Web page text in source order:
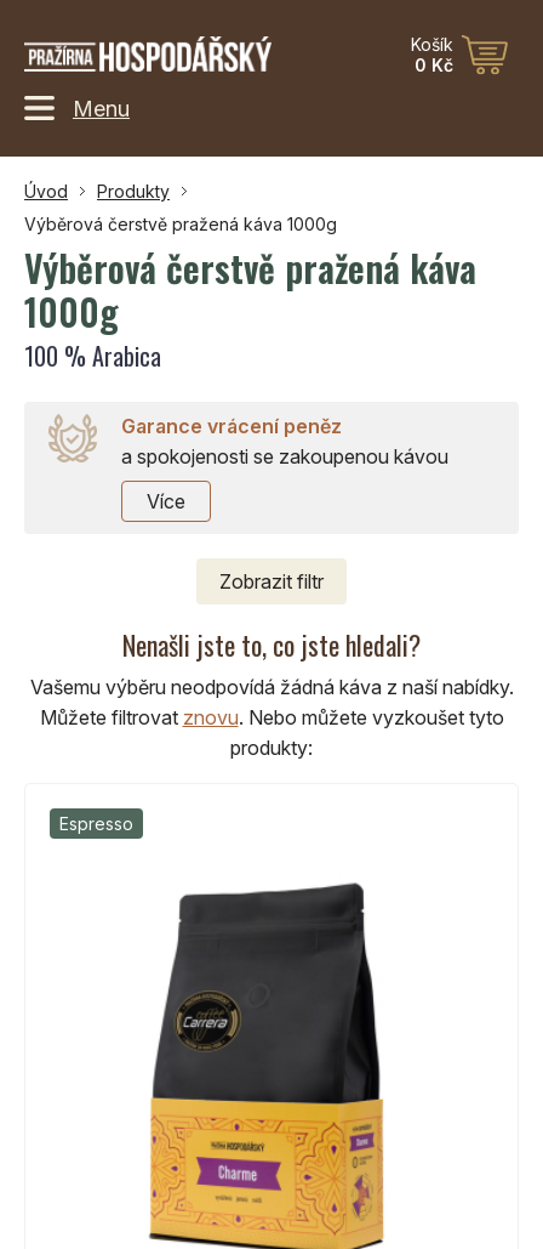
Košík
0 Kč
Menu
Úvod
Produkty
Výběrová čerstvě pražená káva 1000g
Výběrová čerstvě pražená káva
1000g
100 % Arabica
Garance vrácení peněz
a spokojenosti se zakoupenou kávou
Více
Zobrazit filtr
Nenašli jste to, co jste hledali?
Vašemu výběru neodpovídá žádná káva z naší nabídky.
Můžete filtrovat znovu. Nebo můžete vyzkoušet tyto
produkty:
Espresso